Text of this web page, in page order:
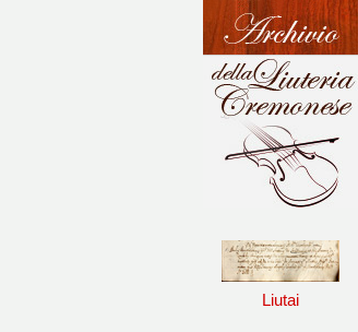
Liutai